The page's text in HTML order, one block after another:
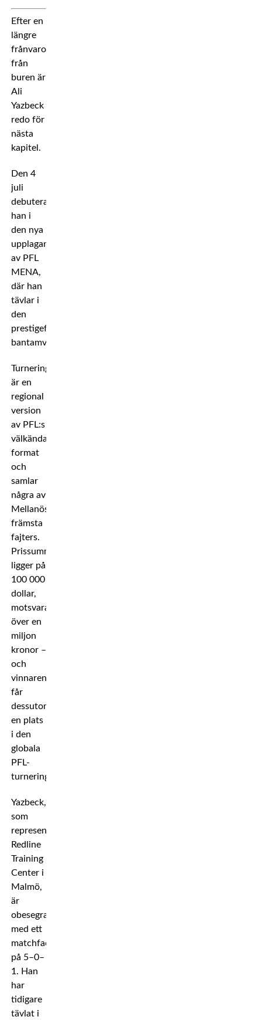
Efter en
längre
frånvaro
från
buren är
Ali
Yazbeck
redo för
nästa
kapitel.
Den 4
juli
debuterar
han i
den nya
upplagan
av PFL
MENA,
där han
tävlar i
den
prestigefulla
bantamviktsturneringen.
Turneringen
är en
regional
version
av PFL:s
välkända
format
och
samlar
några av
Mellanösterns
främsta
fajters.
Prissumman
ligger på
100 000
dollar,
motsvarande
över en
miljon
kronor –
och
vinnaren
får
dessutom
en plats
i den
globala
PFL-
turneringen.
Yazbeck,
som
representerar
Redline
Training
Center i
Malmö,
är
obesegrad
med ett
matchfacit
på 5–0–
1. Han
har
tidigare
tävlat i